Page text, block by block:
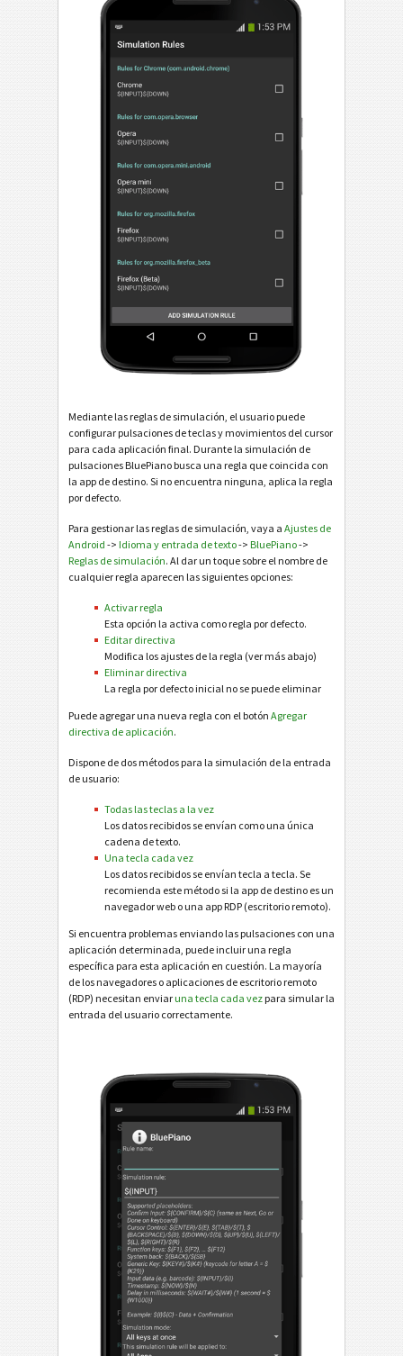
Mediante las reglas de simulación, el usuario puede
configurar pulsaciones de teclas y movimientos del cursor
para cada aplicación final. Durante la simulación de
pulsaciones BluePiano busca una regla que coincida con
la app de destino. Si no encuentra ninguna, aplica la regla
por defecto.
Para gestionar las reglas de simulación, vaya a Ajustes de
Android -> Idioma y entrada de texto-> BluePiano->
Reglas de simulación. Al dar un toque sobre el nombre de
cualquier regla aparecen las siguientes opciones:
Activar regla
Esta opción la activa como regla por defecto.
Editar directiva
Modifica los ajustes de la regla (ver más abajo)
Eliminar directiva
La regla por defecto inicial no se puede eliminar
Puede agregar una nueva regla con el botón Agregar
directiva de aplicación.
Dispone de dos métodos para la simulación de la entrada
de usuario:
Todas las teclas a la vez
Los datos recibidos se envían como una única
cadena de texto.
Una tecla cada vez
Los datos recibidos se envían tecla a tecla. Se
recomienda este método si la app de destino es un
navegador web o una app RDP (escritorio remoto).
Si encuentra problemas enviando las pulsaciones con una
aplicación determinada, puede incluir una regla
específica para esta aplicación en cuestión. La mayoría
de los navegadores o aplicaciones de escritorio remoto
(RDP) necesitan enviar una tecla cada vez para simular la
entrada del usuario correctamente.